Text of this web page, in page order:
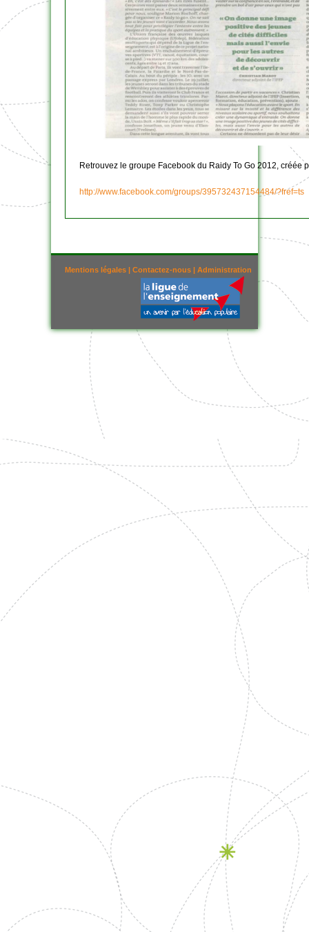
Retrouvez le groupe Facebook du Raidy To Go 2012, créée
http://www.facebook.com/groups/395732437154484/?fref=ts
Mentions légales | Contactez-nous | Administration